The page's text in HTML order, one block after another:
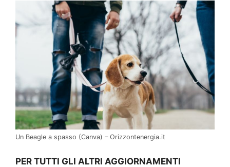
Un Beagle a spasso (Canva) – Orizzontenergia.it
PER TUTTI GLI ALTRI AGGIORNAMENTI